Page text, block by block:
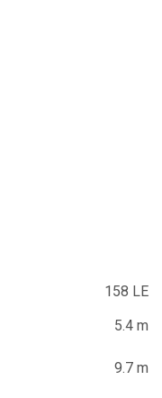
158 LE
5.4 m
9.7 m